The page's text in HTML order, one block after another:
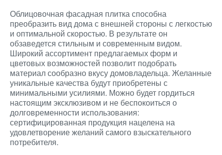
Облицовочная фасадная плитка способна
преобразить вид дома с внешней стороны с легкостью
и оптимальной скоростью. В результате он
обзаведется стильным и современным видом.
Широкий ассортимент предлагаемых форм и
цветовых возможностей позволит подобрать
материал сообразно вкусу домовладельца. Желанные
уникальные качества будут приобретены с
минимальными усилиями. Можно будет гордиться
настоящим эксклюзивом и не беспокоиться о
долговременности использования:
сертифицированная продукция нацелена на
удовлетворение желаний самого взыскательного
потребителя.